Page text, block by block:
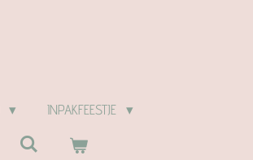
INPAKFEESTJE